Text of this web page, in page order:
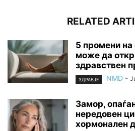
RELATED
5 промени на
може да
здравствен
ЗДРАВЈЕ NMD -
Замор,
нередовен
хормонален